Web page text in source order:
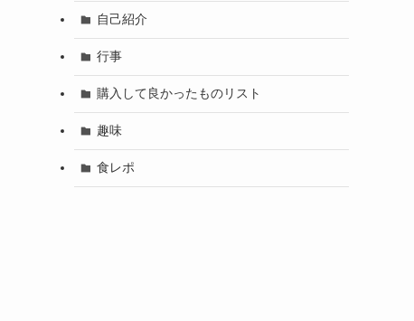
自己紹介
行事
購入して良かったものリスト
趣味
食レポ